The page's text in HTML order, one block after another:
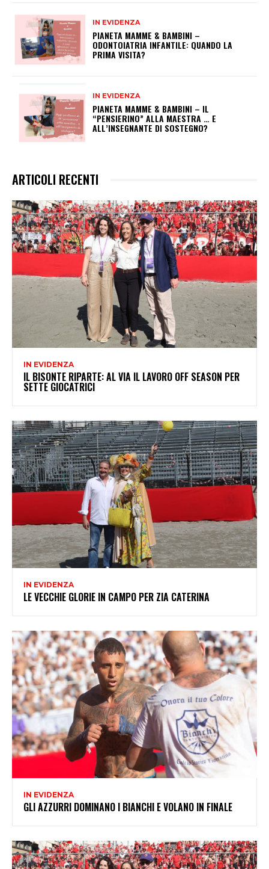
IN EVIDENZA
PIANETA MAMME & BAMBINI –
ODONTOIATRIA INFANTILE: QUANDO LA
PRIMA VISITA?
IN EVIDENZA
PIANETA MAMME & BAMBINI – IL
“PENSIERINO” ALLA MAESTRA … E
ALL’INSEGNANTE DI SOSTEGNO?
ARTICOLI RECENTI
IN EVIDENZA
IL BISONTE RIPARTE: AL VIA IL LAVORO OFF SEASON PER
SETTE GIOCATRICI
IN EVIDENZA
LE VECCHIE GLORIE IN CAMPO PER ZIA CATERINA
IN EVIDENZA
GLI AZZURRI DOMINANO I BIANCHI E VOLANO IN FINALE